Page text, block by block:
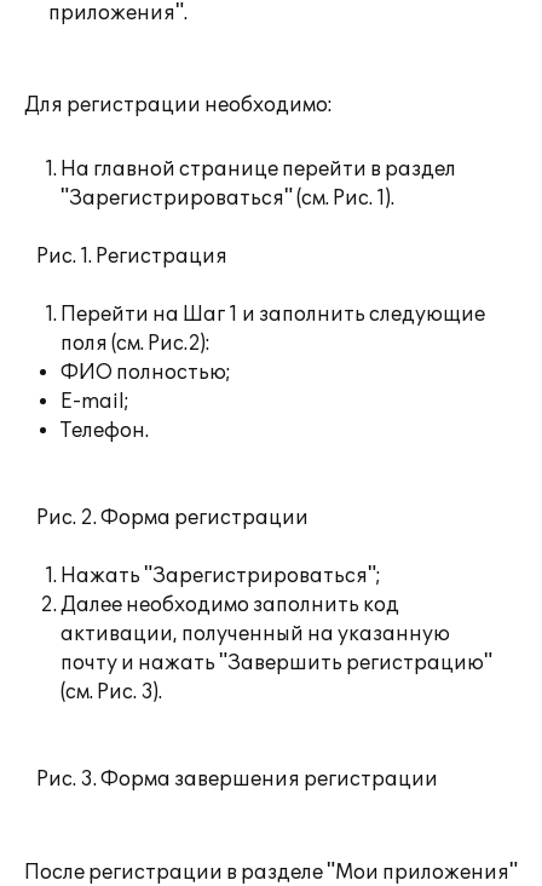
приложения".
Для регистрации необходимо:
На главной странице перейти в раздел
"Зарегистрироваться" (см. Рис. 1).
Рис. 1. Регистрация
Перейти на Шаг 1 и заполнить следующие
поля (см. Рис.2):
ФИО полностью;
E-mail;
Телефон.
Рис. 2. Форма регистрации
Нажать "Зарегистрироваться";
Далее необходимо заполнить код
активации, полученный на указанную
почту и нажать "Завершить регистрацию"
(см. Рис. 3).
Рис. 3. Форма завершения регистрации
После регистрации в разделе "Мои приложения"